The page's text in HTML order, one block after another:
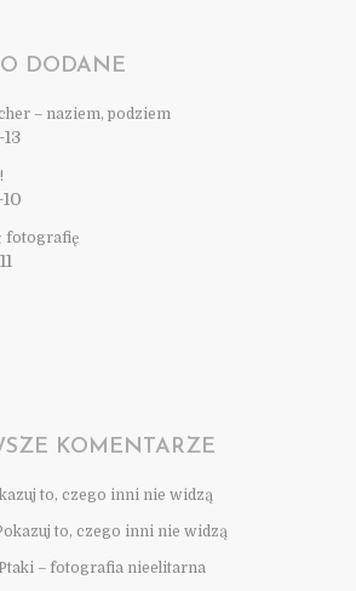
DODANE
– naziem, podziem
fotografię
KOMENTARZE
to, czego inni nie widzą
to, czego inni nie widzą
Ptaki – fotografia nieelitarna